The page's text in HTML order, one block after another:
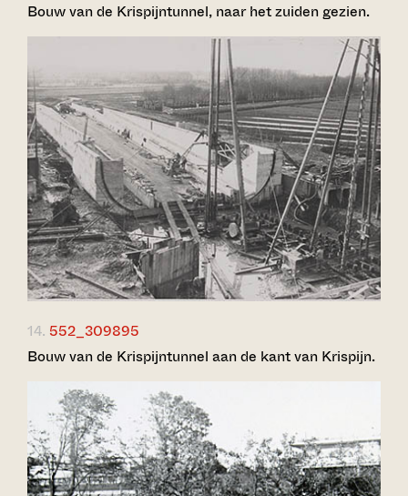
Bouw van de Krispijntunnel, naar het zuiden gezien.
14. 552_309895
Bouw van de Krispijntunnel aan de kant van Krispijn.